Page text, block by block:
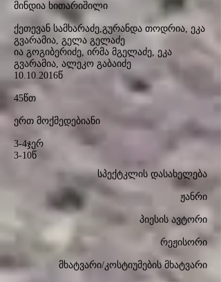
მინდია ხითარიშილი
ქეთევან სამხარაძე,გურანდა თოდრია, ეკა
გვარამია, გელა გელაძე
ია გოგიბერიძე, ირმა მგელაძე, ეკა
გვარამია, ალეკო გაბაიძე
10.10.2016წ
45წთ
ერთ მოქმედებიანი
3-4ჯერ
3-10წ
სპექტკლის დასახელება
ჟანრი
პიესის ავტორი
რეჟისორი
მხატვარი/კოსტიუმების მხატვარი